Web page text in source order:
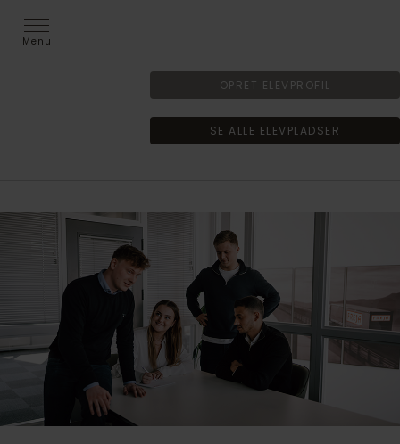
Menu
OPRET ELEVPROFIL
SE ALLE ELEVPLADSER